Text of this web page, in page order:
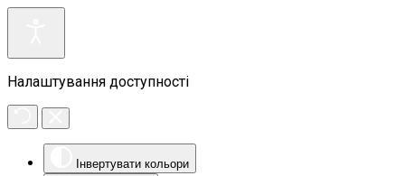
Налаштування доступності
Інвертувати кольори